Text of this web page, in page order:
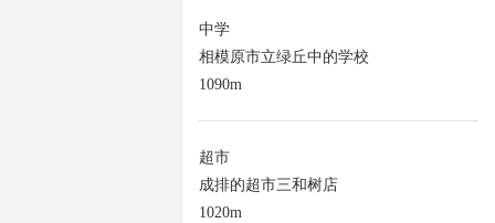
中学
相模原市立绿丘中的学校
1090m
超市
成排的超市三和树店
1020m